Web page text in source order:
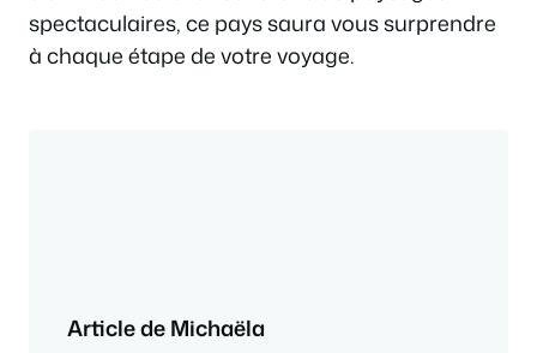
spectaculaires, ce pays saura vous surprendre
à chaque étape de votre voyage.
Article de Michaëla